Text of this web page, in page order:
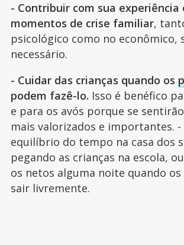
- Contribuir com sua experiência
momentos de crise familiar,
psicológico como no econômico,
necessário.
- Cuidar das crianças quando os
podem fazê-lo. Isso é benéfico
e para os avós porque se
mais valorizados e importantes.
equilíbrio do tempo na casa dos
pegando as crianças na escola,
os netos alguma noite quando os
sair livremente.